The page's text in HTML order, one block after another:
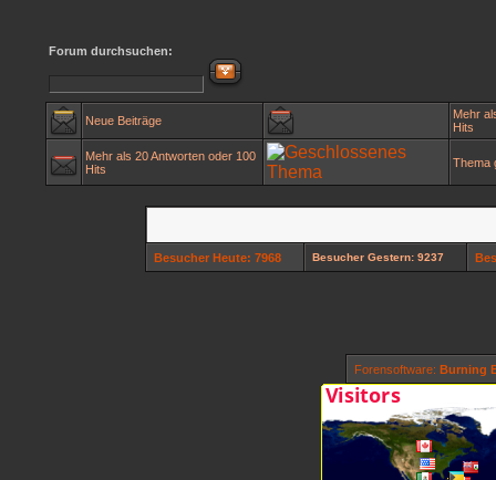
Forum durchsuchen:
Neue Beiträge
Mehr
Hits
Mehr als 20 Antworten oder 100
Hits
Thema
Besucher Heute: 7968 Besucher Gestern: 9237
Forensoftware: Burning